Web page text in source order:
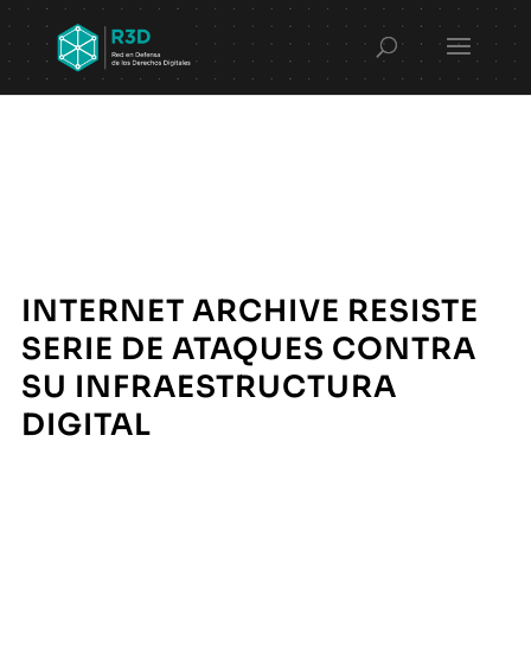
INTERNET ARCHIVE RESISTE
SERIE DE ATAQUES CONTRA
SU INFRAESTRUCTURA
DIGITAL